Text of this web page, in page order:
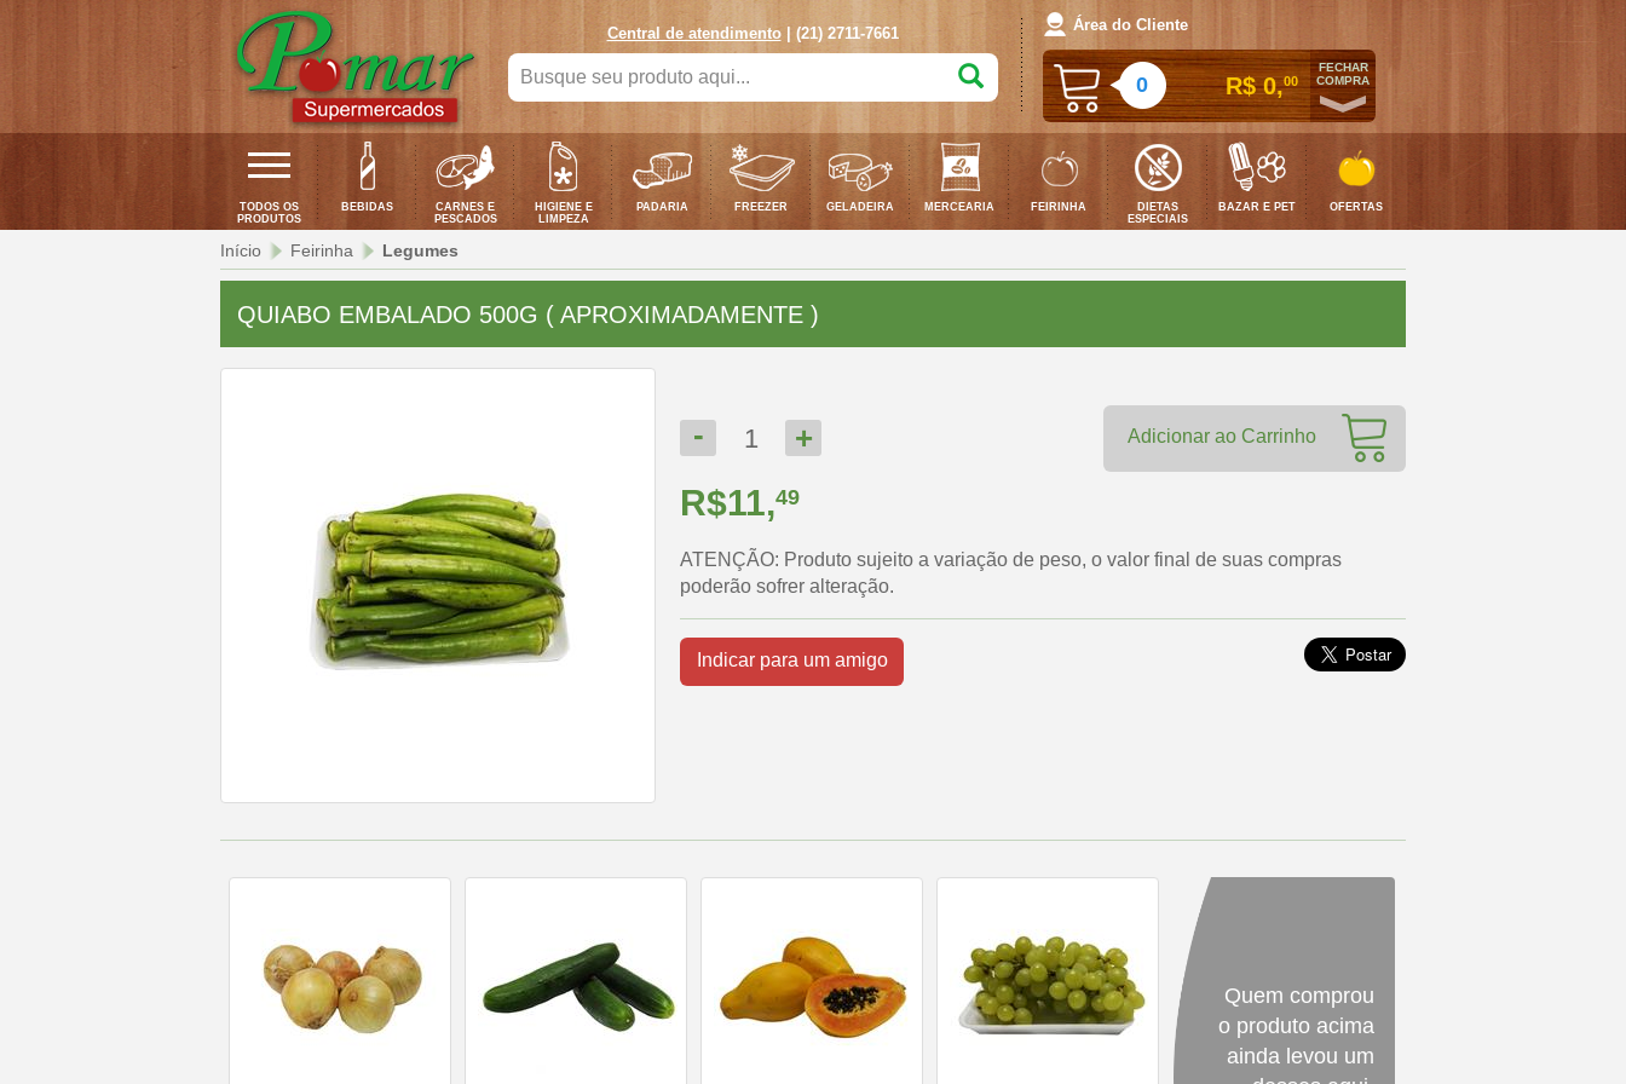
Central de atendimento| (21) 2711-7661
Busque
seu
produto
aqui...
Área do Cliente
0 R$ 0,00
FECHAR
COMPRA
TODOS OS
PRODUTOS
BEBIDAS
CARNES E
PESCADOS
HIGIENE E
LIMPEZA
PADARIA FREEZER GELADEIRA MERCEARIA FEIRINHA
DIETAS
ESPECIAIS
BAZAR E PET OFERTAS
Início Feirinha Legumes
QUIABO EMBALADO 500G ( APROXIMADAMENTE )
- 1 + Adicionar ao Carrinho
R$11,49
ATENÇÃO: Produto sujeito a variação de peso, o valor final de suas compras
poderão sofrer alteração.
Indicar para um amigo
Quem comprou
o produto acima
ainda levou um